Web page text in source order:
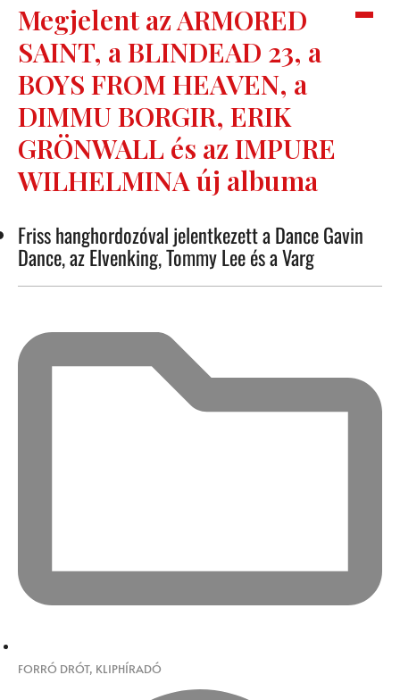
Megjelent az ARMORED
SAINT, a BLINDEAD 23, a
BOYS FROM HEAVEN, a
DIMMU BORGIR, ERIK
GRÖNWALL és az IMPURE
WILHELMINA új albuma
Friss hanghordozóval jelentkezett a Dance Gavin
Dance, az Elvenking, Tommy Lee és a Varg
FORRÓ DRÓT, KLIPHÍRADÓ